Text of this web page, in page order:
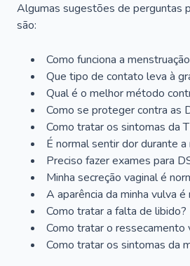
Algumas sugestões de perguntas
são:
Como funciona a
Que tipo de contato leva à
Qual é o melhor método
Como se proteger contra as
Como tratar os sintomas da
É normal sentir dor durante a
Preciso fazer exames para
Minha secreção vaginal é
A aparência da minha vulva é
Como tratar a falta de libido?
Como tratar o ressecamento
Como tratar os sintomas da